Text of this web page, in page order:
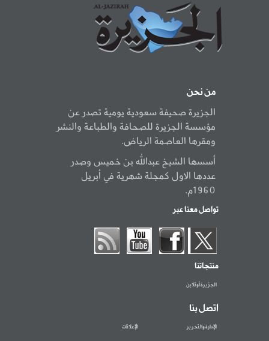
من نحن
الجزيرة صحيفة سعودية يومية تصدر عن
مؤسسة الجزيرة للصحافة والطباعة والنشر
ومقرها العاصمة الرياض.
أسسها الشيخ عبدالله بن خميس وصدر
عددها الاول كمجلة شهرية في أبريل
1960م.
تواصل معنا عبر
منتجاتنا
الجزيرة أونلاين
اتصل بنا
الإدارة والتحرير الإعلانات